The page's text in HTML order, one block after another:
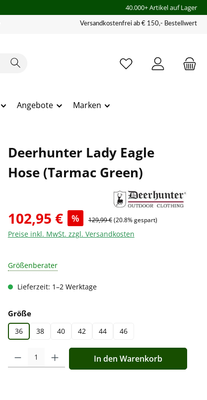
40.000+ Artikel auf Lager
Versandkostenfrei ab € 150,- Bestellwert
Angebote Marken
Deerhunter Lady Eagle
Hose (Tarmac Green)
102,95 € % 129,99 €(20.8% gespart)
Preise inkl. MwSt. zzgl. Versandkosten
Größenberater
Lieferzeit: 1–2 Werktage
Größeauswählen
36 38 40 42 44 46
Produkt Anzahl: Gib den gewünschten Wert ein oder
In den Warenkorb